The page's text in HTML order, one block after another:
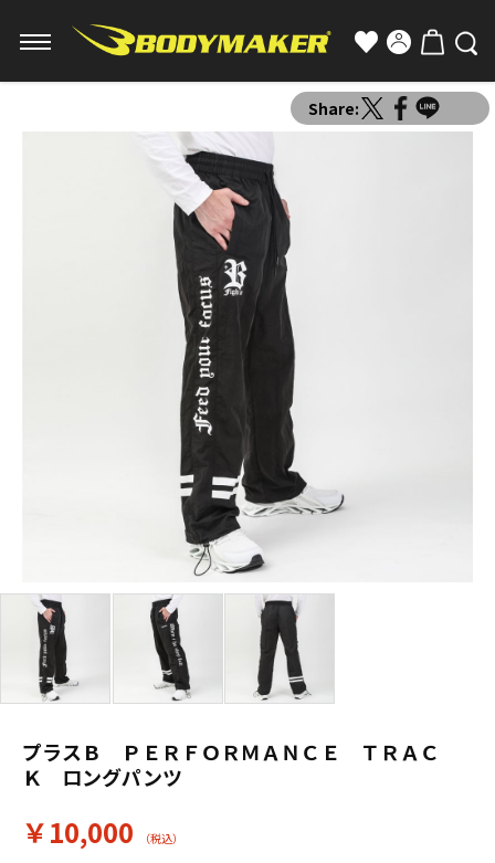
Share:
プラスＢ ＰＥＲＦＯＲＭＡＮＣＥ ＴＲＡＣ
Ｋ ロングパンツ
￥10,000